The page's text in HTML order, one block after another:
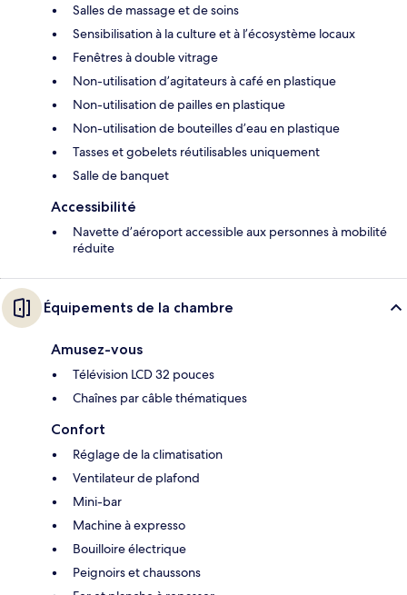
Salles de massage et de soins
Sensibilisation à la culture et à l’écosystème locaux
Fenêtres à double vitrage
Non-utilisation d’agitateurs à café en plastique
Non-utilisation de pailles en plastique
Non-utilisation de bouteilles d’eau en plastique
Tasses et gobelets réutilisables uniquement
Salle de banquet
Accessibilité
Navette d’aéroport accessible aux personnes à mobilité
réduite
Équipements de la chambre
Amusez-vous
Télévision LCD 32 pouces
Chaînes par câble thématiques
Confort
Réglage de la climatisation
Ventilateur de plafond
Mini-bar
Machine à expresso
Bouilloire électrique
Peignoirs et chaussons